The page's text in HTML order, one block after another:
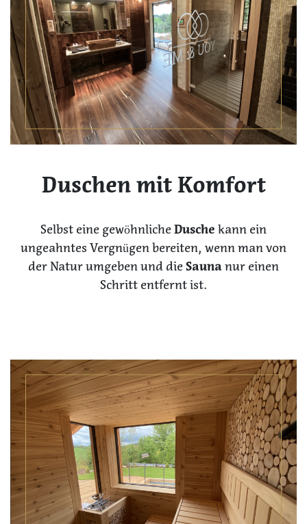
Duschen mit Komfort
Selbst eine gewöhnlicheDusche kann ein
ungeahntes Vergnügen bereiten, wenn man von
der Natur umgeben und dieSaunanur einen
Schritt entfernt ist.